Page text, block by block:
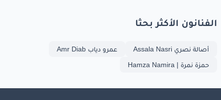
الفنانون الأكثر بحثا
أصالة نصري Assala Nasri
عمرو دياب Amr Diab
حمزة نمرة | Hamza Namira